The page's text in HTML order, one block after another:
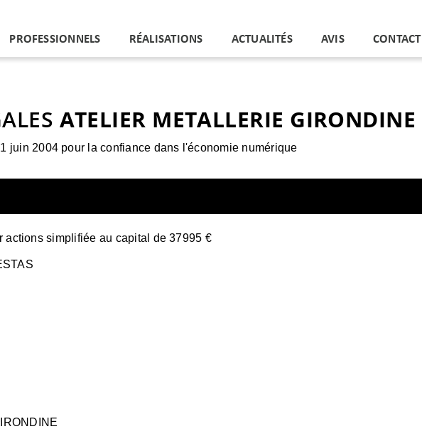
PROFESSIONNELS RÉALISATIONS ACTUALITÉS AVIS CONTACT
ATELIER METALLERIE GIRONDINE
juin 2004 pour la confiance dans l'économie numérique
actions simplifiée au capital de 37995 €